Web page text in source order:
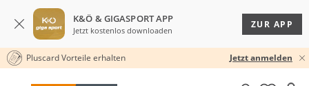
K&Ö & GIGASPORT APP
Jetzt kostenlos downloaden
ZUR APP
30 TAGE RÜCKGABERECHT
Pluscard Vorteile erhalten Jetzt anmelden